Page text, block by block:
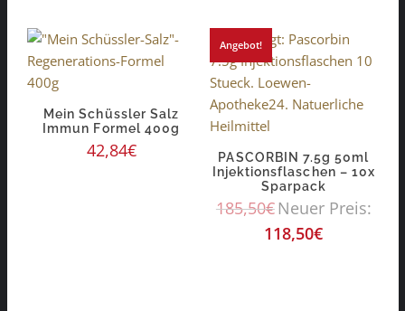
Mein Schüssler Salz
Immun Formel 400g
42,84€
Angebot!
PASCORBIN 7.5g 50ml
Injektionsflaschen – 10x
Sparpack
185,50€Neuer Preis:
118,50€